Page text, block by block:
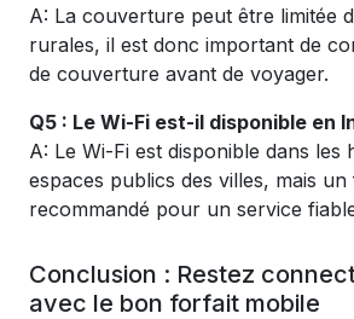
A: La couverture peut être limitée
rurales, il est donc important de
de couverture avant de voyager.
Q5 : Le Wi-Fi est-il disponible en
A: Le Wi-Fi est disponible dans les
espaces publics des villes, mais
recommandé pour un service
Conclusion : Restez
avec le bon forfait mobile